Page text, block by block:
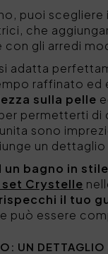
puoi scegliere
che
gli arredi
si adatta
raffinato
sulla pelle
permetterti
sono
un
bagno in
set Crystelle
il tuo
può essere
UN DETTAGLIO